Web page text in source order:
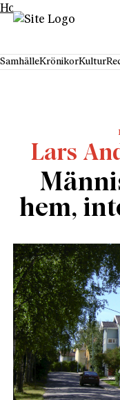
Hoppa till innehåll
SamhälleKrönikorKultur
Lars
hem,